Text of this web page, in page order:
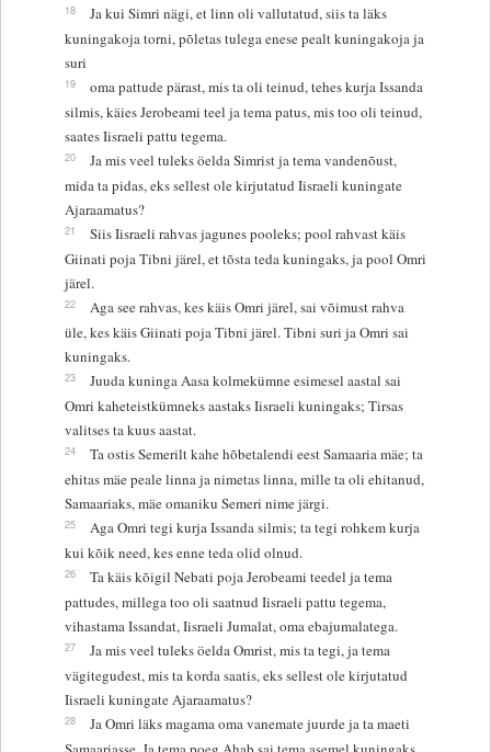
18
Ja kui Simri nägi, et linn oli vallutatud, siis ta läks
kuningakoja torni, põletas tulega enese pealt kuningakoja ja
suri
19
oma pattude pärast, mis ta oli teinud, tehes kurja Issanda
silmis, käies Jerobeami teel ja tema patus, mis too oli teinud,
saates Iisraeli pattu tegema.
20
Ja mis veel tuleks öelda Simrist ja tema vandenõust,
mida ta pidas, eks sellest ole kirjutatud Iisraeli kuningate
Ajaraamatus?
21
Siis Iisraeli rahvas jagunes pooleks; pool rahvast käis
Giinati poja Tibni järel, et tõsta teda kuningaks, ja pool Omri
järel.
22
Aga see rahvas, kes käis Omri järel, sai võimust rahva
üle, kes käis Giinati poja Tibni järel. Tibni suri ja Omri sai
kuningaks.
23
Juuda kuninga Aasa kolmekümne esimesel aastal sai
Omri kaheteistkümneks aastaks Iisraeli kuningaks; Tirsas
valitses ta kuus aastat.
24
Ta ostis Semerilt kahe hõbetalendi eest Samaaria mäe; ta
ehitas mäe peale linna ja nimetas linna, mille ta oli ehitanud,
Samaariaks, mäe omaniku Semeri nime järgi.
25
Aga Omri tegi kurja Issanda silmis; ta tegi rohkem kurja
kui kõik need, kes enne teda olid olnud.
26
Ta käis kõigil Nebati poja Jerobeami teedel ja tema
pattudes, millega too oli saatnud Iisraeli pattu tegema,
vihastama Issandat, Iisraeli Jumalat, oma ebajumalatega.
27
Ja mis veel tuleks öelda Omrist, mis ta tegi, ja tema
vägitegudest, mis ta korda saatis, eks sellest ole kirjutatud
Iisraeli kuningate Ajaraamatus?
28
Ja Omri läks magama oma vanemate juurde ja ta maeti